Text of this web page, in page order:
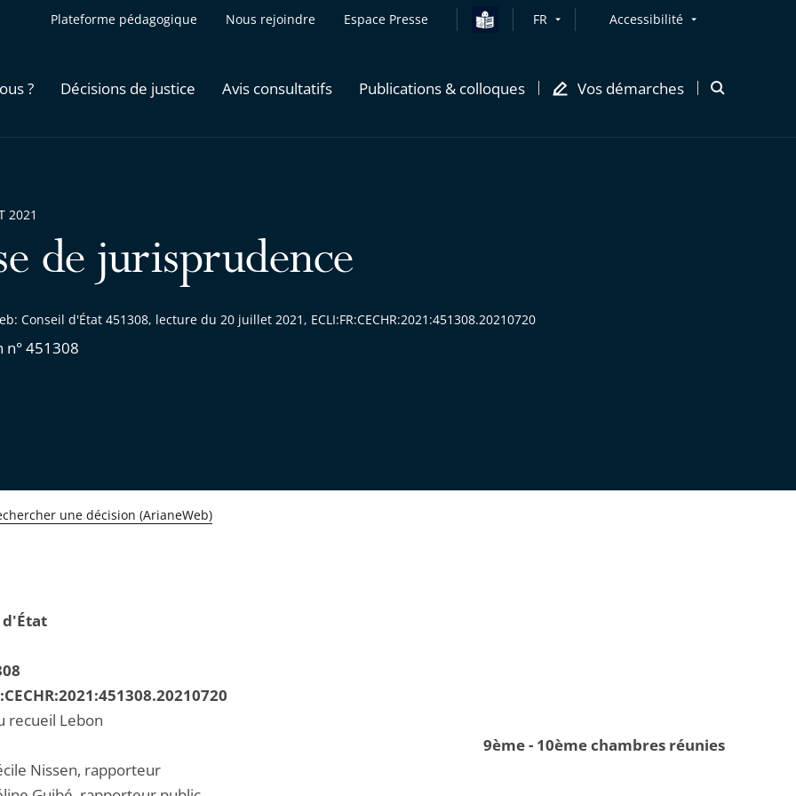
Plateforme pédagogique Nous rejoindre Espace Presse FR Accessibilité
? Décisions de justice Avis consultatifs Publications & colloques Vos démarches
Ouvrir
de jurisprudence
Conseil d'État 451308, lecture du 20 juillet 2021, ECLI:FR:CECHR:2021:451308.20210720
n° 451308
2021
une décision (ArianeWeb)
d'État
recueil Lebon
9ème - 10ème chambres réunies
Nissen, rapporteur